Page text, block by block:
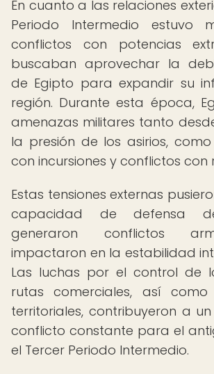
En cuanto a las relaciones
Periodo Intermedio estuvo
conflictos con potencias
buscaban aprovechar la
de Egipto para expandir su
región. Durante esta época,
amenazas militares tanto
la presión de los asirios,
con incursiones y conflictos con
Estas tensiones externas
capacidad de defensa
generaron conflictos
impactaron en la estabilidad
Las luchas por el control de
rutas comerciales, así
territoriales, contribuyeron a
conflicto constante para el
el Tercer Periodo Intermedio.